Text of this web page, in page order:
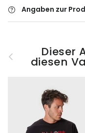
Angaben zur
VorherigeDieser
diesen